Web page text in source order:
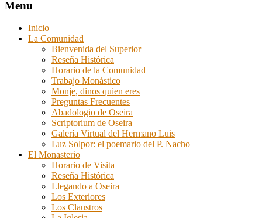
Menu
Inicio
La Comunidad
Bienvenida del Superior
Reseña Histórica
Horario de la Comunidad
Trabajo Monástico
Monje, dinos quien eres
Preguntas Frecuentes
Abadologio de Oseira
Scriptorium de Oseira
Galería Virtual del Hermano Luis
Luz Solpor: el poemario del P. Nacho
El Monasterio
Horario de Visita
Reseña Histórica
Llegando a Oseira
Los Exteriores
Los Claustros